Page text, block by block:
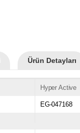
Ürün Detayları
Hyper Active
EG-047168